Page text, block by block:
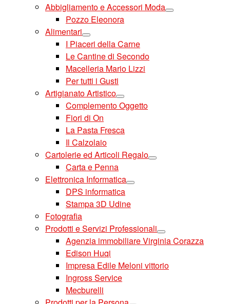
Abbigliamento e Accessori Moda
Pozzo Eleonora
Alimentari
I Piaceri della Carne
Le Cantine di Secondo
Macelleria Mario Lizzi
Per tutti i Gusti
Artigianato Artistico
Complemento Oggetto
Fiori di On
La Pasta Fresca
Il Calzolaio
Cartolerie ed Articoli Regalo
Carta e Penna
Elettronica Informatica
DPS informatica
Stampa 3D Udine
Fotografia
Prodotti e Servizi Professionali
Agenzia immobiliare Virginia Corazza
Edison Huqi
Impresa Edile Meloni vittorio
Ingross Service
Mecburelli